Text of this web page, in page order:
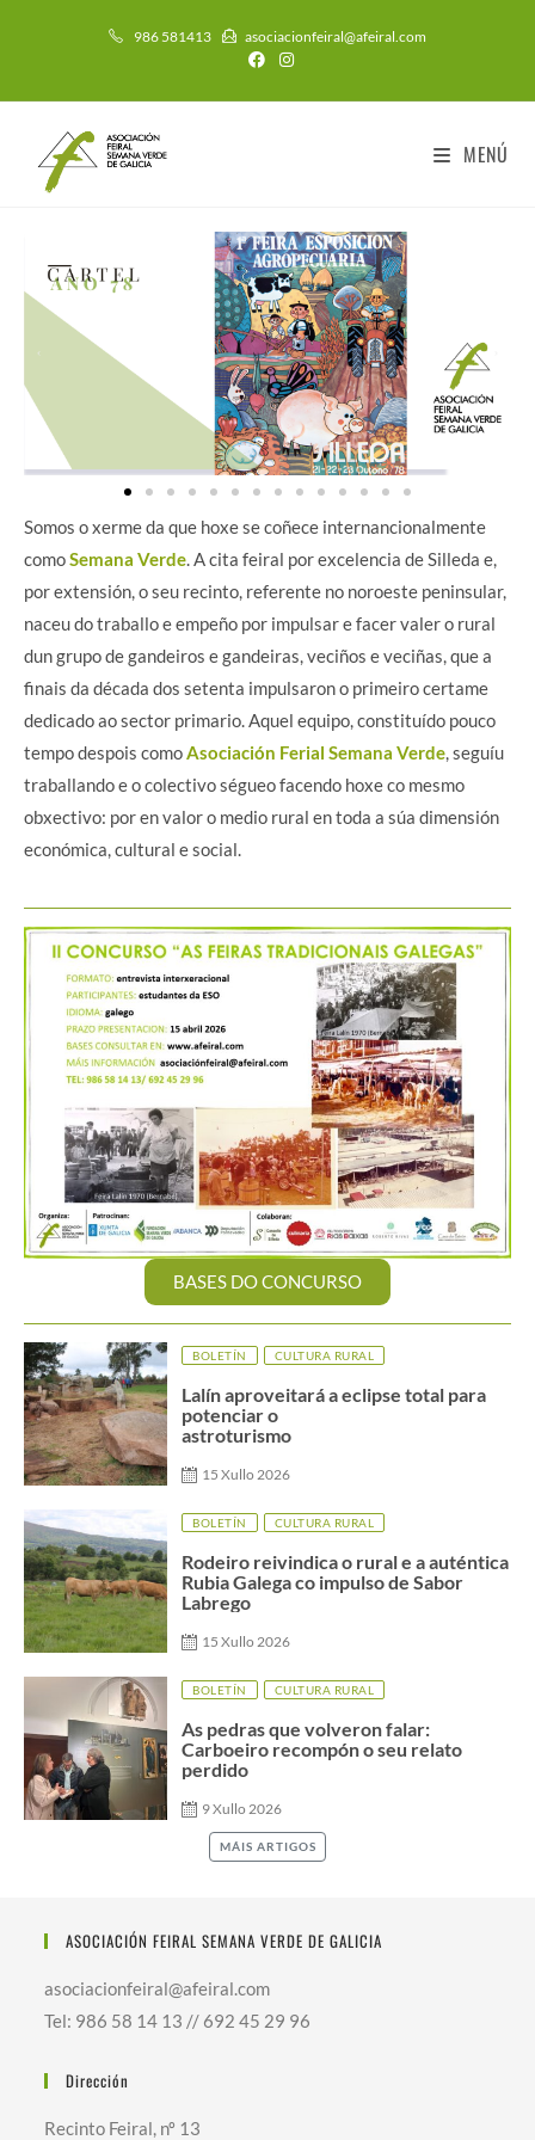
986 581413 asociacionfeiral@afeiral.com
MENÚ
Somos o xerme da que hoxe se coñece internancionalmente
comoSemana Verde. A cita feiral por excelencia de Silleda e,
por extensión, o seu recinto, referente no noroeste peninsular,
naceu do traballo e empeño por impulsar e facer valer o rural
dun grupo de gandeiros e gandeiras, veciños e veciñas, que a
finais da década dos setenta impulsaron o primeiro certame
dedicado ao sector primario. Aquel equipo, constituído pouco
tempo despois comoAsociación Ferial Semana Verde, seguíu
traballando e o colectivo ségueo facendo hoxe co mesmo
obxectivo: por en valor o medio rural en toda a súa dimensión
económica, cultural e social.
BASES DO CONCURSO
BOLETÍN CULTURA RURAL
Lalín aproveitará a eclipse total para
potenciar o
astroturismo
15 Xullo 2026
BOLETÍN CULTURA RURAL
Rodeiro reivindica o rural e a auténtica
Rubia Galega co impulso de Sabor
Labrego
15 Xullo 2026
BOLETÍN CULTURA RURAL
As pedras que volveron falar:
Carboeiro recompón o seu relato
perdido
9 Xullo 2026
MÁIS ARTIGOS
ASOCIACIÓN FEIRAL SEMANA VERDE DE GALICIA
asociacionfeiral@afeiral.com
Tel: 986 58 14 13 // 692 45 29 96
Dirección
Recinto Feiral, nº 13